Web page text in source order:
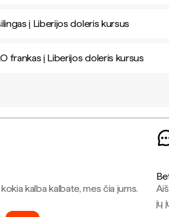
į Liberijos doleris kursus
frankas į Liberijos doleris kursus
kalba kalbate, mes čia jums.
jų